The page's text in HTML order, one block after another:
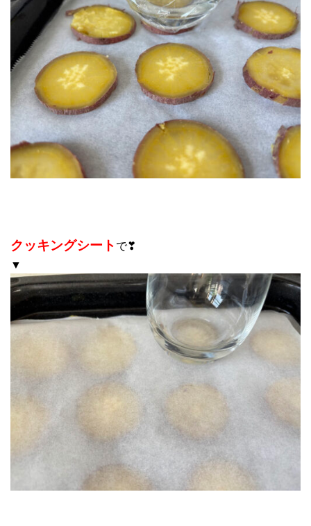
クッキングシートで❣
▼